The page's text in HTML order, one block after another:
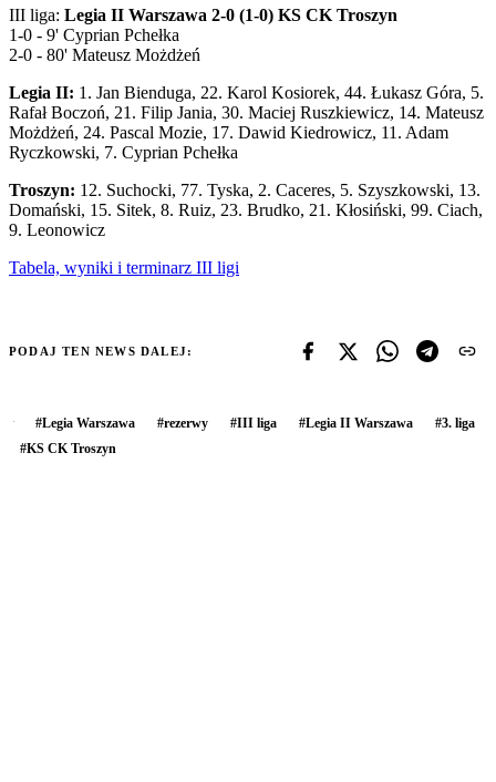
III liga: Legia II Warszawa 2-0 (1-0) KS CK Troszyn
1-0 - 9' Cyprian Pchełka
2-0 - 80' Mateusz Możdżeń
Legia II: 1. Jan Bienduga, 22. Karol Kosiorek, 44. Łukasz Góra, 5.
Rafał Boczoń, 21. Filip Jania, 30. Maciej Ruszkiewicz, 14. Mateusz
Możdżeń, 24. Pascal Mozie, 17. Dawid Kiedrowicz, 11. Adam
Ryczkowski, 7. Cyprian Pchełka
Troszyn: 12. Suchocki, 77. Tyska, 2. Caceres, 5. Szyszkowski, 13.
Domański, 15. Sitek, 8. Ruiz, 23. Brudko, 21. Kłosiński, 99. Ciach,
9. Leonowicz
Tabela, wyniki i terminarz III ligi
PODAJ TEN NEWS DALEJ:
#Legia Warszawa #rezerwy #III liga #Legia II Warszawa #3. liga
#KS CK Troszyn